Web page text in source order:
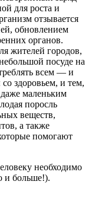
для роста и
отзывается
обновлением
органов.
жителей городов,
посуде на
всем — и
здоровьем, и тем,
маленьким
поросль
веществ,
а также
помогают
необходимо
и больше!).